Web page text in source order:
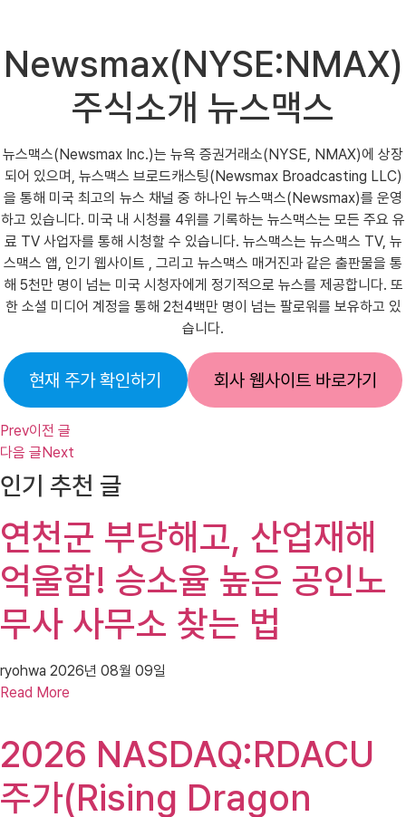
Newsmax(NYSE:NMAX)
주식소개 뉴스맥스
뉴스맥스(Newsmax Inc.)는 뉴욕 증권거래소(NYSE, NMAX)에 상장
되어 있으며, 뉴스맥스 브로드캐스팅(Newsmax Broadcasting LLC)
을 통해 미국 최고의 뉴스 채널 중 하나인 뉴스맥스(Newsmax)를 운영
하고 있습니다. 미국 내 시청률 4위를 기록하는 뉴스맥스는 모든 주요 유
료 TV 사업자를 통해 시청할 수 있습니다. 뉴스맥스는 뉴스맥스 TV, 뉴
스맥스 앱, 인기 웹사이트 , 그리고 뉴스맥스 매거진과 같은 출판물을 통
해 5천만 명이 넘는 미국 시청자에게 정기적으로 뉴스를 제공합니다. 또
한 소셜 미디어 계정을 통해 2천4백만 명이 넘는 팔로워를 보유하고 있
습니다.
현재 주가 확인하기 회사 웹사이트 바로가기
Prev이전 글
다음 글 Next
인기 추천 글
연천군 부당해고, 산업재해
억울함! 승소율 높은 공인노
무사 사무소 찾는 법
ryohwa 2026년 08월 09일
Read More
2026 NASDAQ:RDACU
주가(Rising Dragon